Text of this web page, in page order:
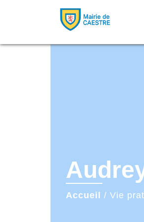
Accueil / Vie